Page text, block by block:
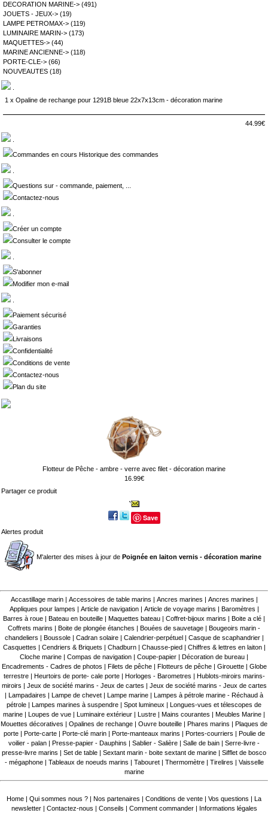
DECORATION MARINE-> (491)
JOUETS - JEUX-> (19)
LAMPE PETROMAX-> (119)
LUMINAIRE MARIN-> (173)
MAQUETTES-> (44)
MARINE ANCIENNE-> (118)
PORTE-CLE-> (66)
NOUVEAUTES (18)
1 x Opaline de rechange pour 1291B bleue 22x7x13cm - décoration marine
44.99€
Commandes en cours Historique des commandes
Questions sur - commande, paiement, ...
Contactez-nous
Créer un compte
Consulter le compte
S'abonner
Modifier mon e-mail
Paiement sécurisé
Garanties
Livraisons
Confidentialité
Conditions de vente
Contactez-nous
Plan du site
Flotteur de Pêche - ambre - verre avec filet - décoration marine
16.99€
Partager ce produit
Save
Alertes produit
M'alerter des mises à jour de Poignée en laiton vernis - décoration marine
Accastillage marin| Accessoires de table marins Ancres marines Ancres marines
Appliques pour lampes
Article de navigation| Article de voyage marins Baromètres
Barres à roue
Bateau en bouteille Maquettes bateau Coffret-bijoux marins Boite a clé
Coffrets marins
Boite de plongée étanches Bouées de sauvetage
Bougeoirs marin -
chandeliers
Boussole| Cadran solaire| Calendrier-perpétuel Casque de scaphandrier|
Casquettes
Cendriers & Briquets Chadburn| Chausse-pied Chiffres & lettres en laiton|
Cloche marine
Compas de navigation Coupe-papier Décoration de bureau
Encadrements - Cadres de photos
Filets de pêche| Flotteurs de pêche| Girouette| Globe
terrestre| Heurtoirs de porte- cale porte| Horloges - Barometres
Hublots-miroirs marins-
miroirs
Jeux de société marins - Jeux de cartes
Jeux de société marins - Jeux de cartes
Lampadaires Lampe de chevet Lampe marine
Lampes à pétrole marine - Réchaud à
pétrole
Lampes marines à suspendre Spot lumineux
Longues-vues et télescopes de
marine
Loupes de vue Luminaire extérieur Lustre Mains courantes Meubles Marine
Mouettes décoratives
Opalines de rechange Ouvre bouteille Phares marins
Plaques de
porte| Porte-carte| Porte-clé marin Porte-manteaux marins Portes-courriers
Poulie de
voilier - palan
Presse-papier - Dauphins Sablier - Salière Salle de bain
Serre-livre -
presse-livre marins
Set de table Sextant marin - boite sextant de marine
Sifflet de bosco
- mégaphone| Tableaux de noeuds marins Tabouret| Thermomètre| Tirelires
Vaisselle
marine
Home Qui sommes nous ? Nos partenaires Conditions de vente Vos questions
La
newsletter
Contactez-nous Conseils Comment commander Informations légales